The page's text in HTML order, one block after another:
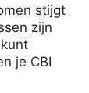
stijgt
zijn
je CBI